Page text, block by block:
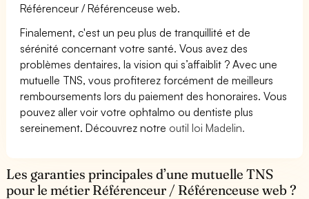
Référenceur / Référenceuse web.
Finalement, c'est un peu plus de tranquillité et de
sérénité concernant votre santé. Vous avez des
problèmes dentaires, la vision qui s’affaiblit ? Avec une
mutuelle TNS, vous profiterez forcément de meilleurs
remboursements lors du paiement des honoraires. Vous
pouvez aller voir votre ophtalmo ou dentiste plus
sereinement. Découvrez notre outil loi Madelin.
Les garanties principales d’une mutuelle TNS
pour le métier Référenceur / Référenceuse web ?